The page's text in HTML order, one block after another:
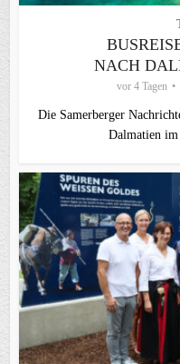
NACH
vor 4 Tagen
Die Samerberger
Dalmatien im